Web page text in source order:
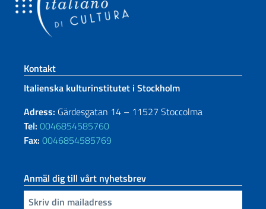
Footer section
Kontakt
Italienska kulturinstitutet i Stockholm
Adress: Gärdesgatan 14 – 11527 Stoccolma
Tel: 0046854585760
Fax: 0046854585769
Anmäl dig till vårt nyhetsbrev
Infoga din e-post